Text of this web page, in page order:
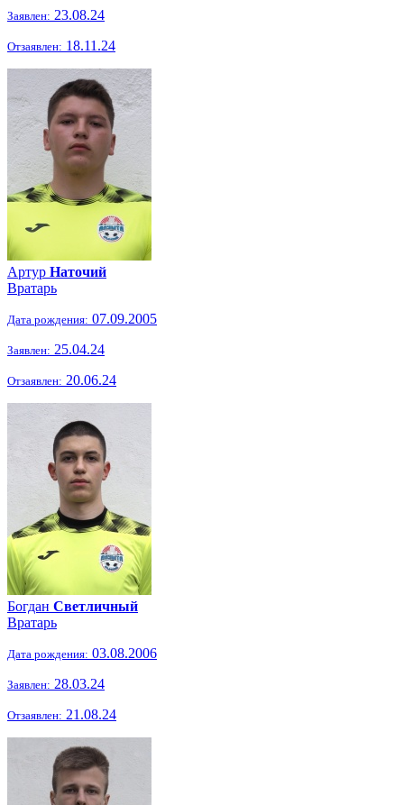
Заявлен: 23.08.24
Отзаявлен: 18.11.24
Артур Наточий
Вратарь
Дата рождения: 07.09.2005
Заявлен: 25.04.24
Отзаявлен: 20.06.24
Богдан Светличный
Вратарь
Дата рождения: 03.08.2006
Заявлен: 28.03.24
Отзаявлен: 21.08.24